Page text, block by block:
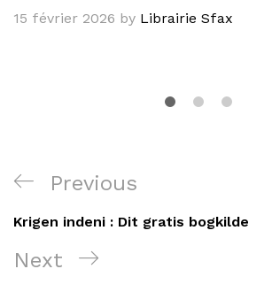
15 février 2026 by Librairie Sfax
Navigation
de
l’article
Previous
Post
Previous
Krigen indeni : Dit gratis bogkilde
Next
Next